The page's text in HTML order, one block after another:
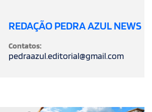
REDAÇÃO PEDRA AZUL NEWS
Contatos:
pedraazul.editorial@gmail.com